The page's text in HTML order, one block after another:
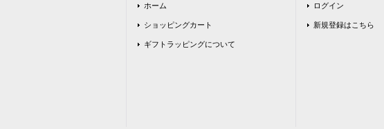
ホーム
ショッピングカート
ギフトラッピングについて
ログイン
新規登録はこちら